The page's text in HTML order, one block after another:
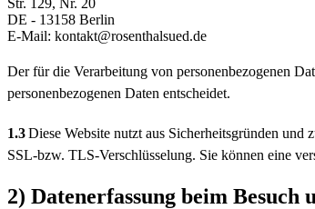
Str. 129, Nr. 20
DE - 13158 Berlin
E-Mail: kontakt@rosenthalsued.de
Der für die Verarbeitung von personenbezogenen
personenbezogenen Daten entscheidet.
1.3Diese Website nutzt aus Sicherheitsgründen
SSL-bzw. TLS-Verschlüsselung. Sie können eine
2) Datenerfassung beim Besuch